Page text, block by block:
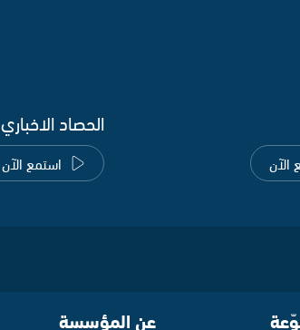
الآن
الحصاد الاخباري
استمع الآن
عن المؤسسة